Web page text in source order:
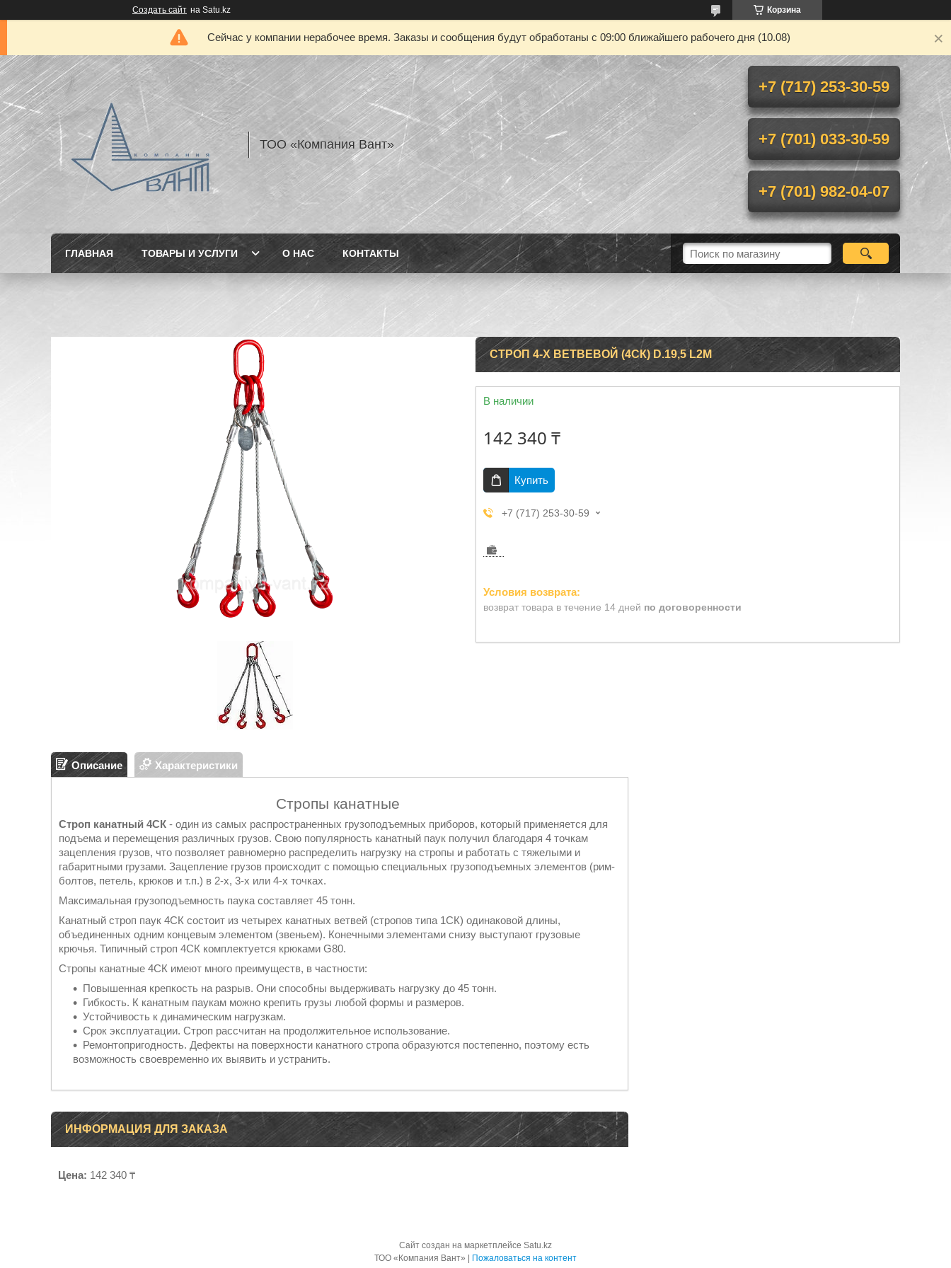
Создать сайт на Satu.kz Корзина
Сейчас у компании нерабочее время. Заказы и сообщения будут обработаны с 09:00 ближайшего рабочего дня (10.08)
ТОО «Компания Вант»
+7 (717) 253-30-59
+7 (701) 033-30-59
+7 (701) 982-04-07
ГЛАВНАЯ ТОВАРЫ И УСЛУГИ О НАС КОНТАКТЫ
СТРОП 4-Х ВЕТВЕВОЙ (4СК) D.19,5 L2М
В наличии
142 340 ₸
Купить
+7 (717) 253-30-59
возврат товара в течение 14 дней по договоренности
Описание Характеристики
Стропы канатные
Строп канатный 4СК - один из самых распространенных грузоподъемных приборов, который применяется для
подъема и перемещения различных грузов. Свою популярность канатный паук получил благодаря 4 точкам
зацепления грузов, что позволяет равномерно распределить нагрузку на стропы и работать с тяжелыми и
габаритными грузами. Зацепление грузов происходит с помощью специальных грузоподъемных элементов (рим-
болтов, петель, крюков и т.п.) в 2-х, 3-х или 4-х точках.
Максимальная грузоподъемность паука составляет 45 тонн.
Канатный строп паук 4СК состоит из четырех канатных ветвей (стропов типа 1СК) одинаковой длины,
объединенных одним концевым элементом (звеньем). Конечными элементами снизу выступают грузовые
крючья. Типичный строп 4СК комплектуется крюками G80.
Стропы канатные 4СК имеют много преимуществ, в частности:
Повышенная крепкость на разрыв. Они способны выдерживать нагрузку до 45 тонн.
Гибкость. К канатным паукам можно крепить грузы любой формы и размеров.
Устойчивость к динамическим нагрузкам.
Срок эксплуатации. Строп рассчитан на продолжительное использование.
Ремонтопригодность. Дефекты на поверхности канатного стропа образуются постепенно, поэтому есть
возможность своевременно их выявить и устранить.
ИНФОРМАЦИЯ ДЛЯ ЗАКАЗА
Цена: 142 340 ₸
Сайт создан на маркетплейсе Satu.kz
Пожаловаться на контент